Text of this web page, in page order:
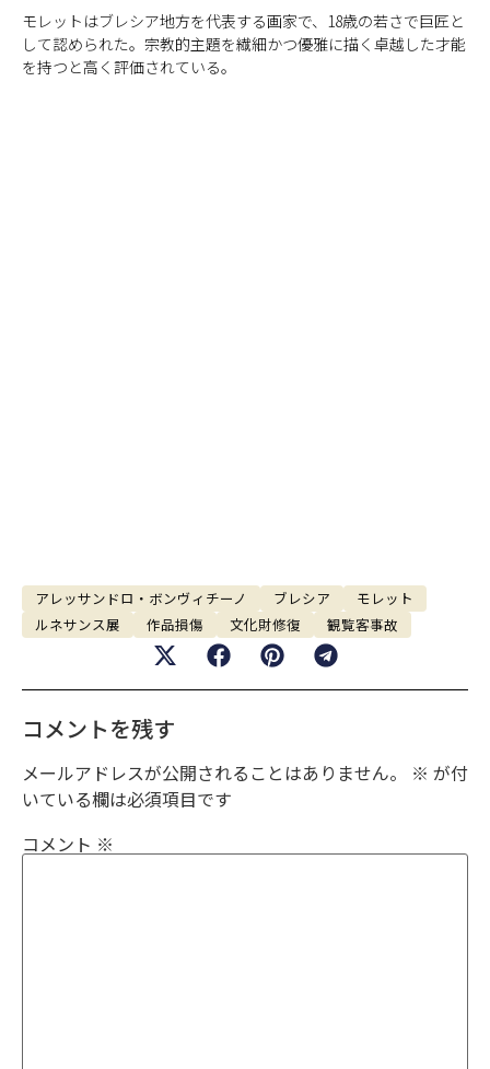
モレットはブレシア地方を代表する画家で、18歳の若さで巨匠と
して認められた。宗教的主題を繊細かつ優雅に描く卓越した才能
を持つと高く評価されている。
アレッサンドロ・ボンヴィチーノ ブレシア
モレット
ルネサンス展
作品損傷 文化財修復 観覧客事故
コメントを残す
メールアドレスが公開されることはありません。 ※ が付
いている欄は必須項目です
コメント ※